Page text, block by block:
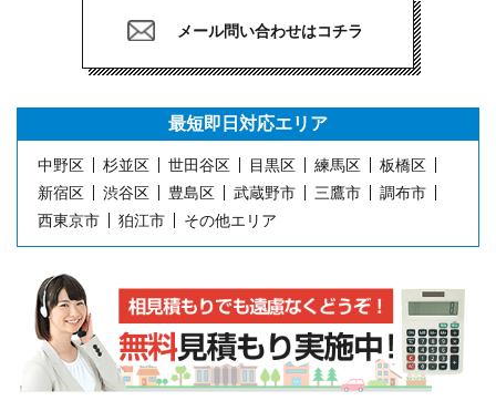
メール問い合わせはコチラ
最短即日 対応エリア
中野区 杉並区 世田谷区 目黒区 練馬区
板橋区
新宿区
渋谷区 豊島区 武蔵野市 三鷹市
調布市
西東京市
狛江市 その他エリア